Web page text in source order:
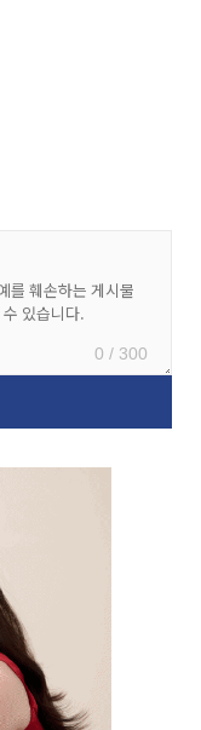
0 / 300